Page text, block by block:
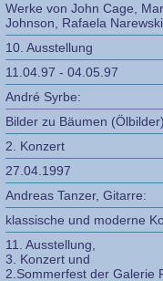
Werke von John Cage,
Johnson, Rafaela
10. Ausstellung
11.04.97 - 04.05.97
André Syrbe:
Bilder zu Bäumen (Ölbilder)
2. Konzert
27.04.1997
Andreas Tanzer, Gitarre:
klassische und moderne
11. Ausstellung,
3. Konzert und
2.Sommerfest der Galerie